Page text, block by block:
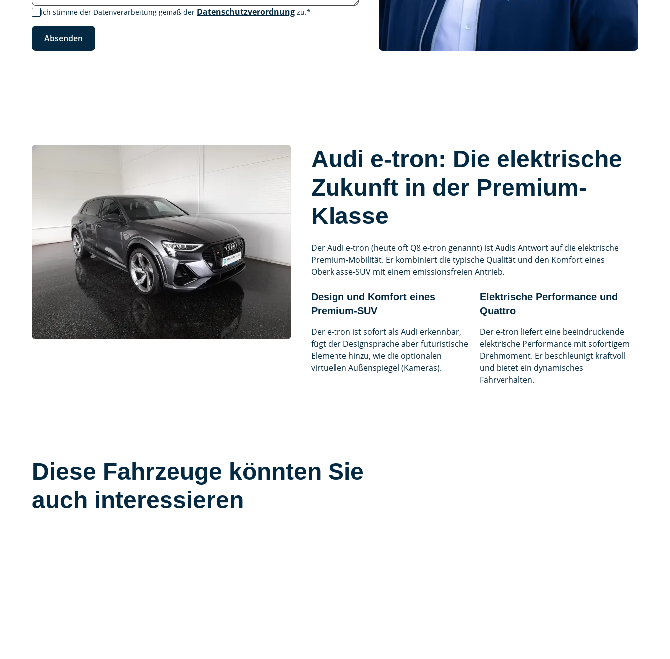
Ich stimme der Datenverarbeitung gemäß der Datenschutzverordnung zu.*
Absenden
Audi e-tron: Die elektrische
Zukunft in der Premium-
Klasse
Der Audi e-tron (heute oft Q8 e-tron genannt) ist Audis Antwort auf die elektrische
Premium-Mobilität. Er kombiniert die typische Qualität und den Komfort eines
Oberklasse-SUV mit einem emissionsfreien Antrieb.
Design und Komfort eines
Premium-SUV
Der e-tron ist sofort als Audi erkennbar,
fügt der Designsprache aber futuristische
Elemente hinzu, wie die optionalen
virtuellen Außenspiegel (Kameras).
Elektrische Performance und
Quattro
Der e-tron liefert eine beeindruckende
elektrische Performance mit sofortigem
Drehmoment. Er beschleunigt kraftvoll
und bietet ein dynamisches
Fahrverhalten.
Diese Fahrzeuge könnten Sie
auch interessieren